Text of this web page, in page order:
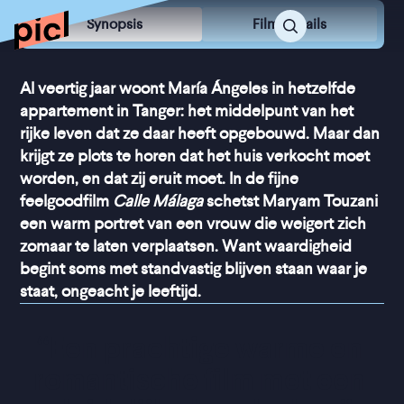
Synopsis Film Details
Al veertig jaar woont María Ángeles in hetzelfde
appartement in Tanger: het middelpunt van het
rijke leven dat ze daar heeft opgebouwd. Maar dan
krijgt ze plots te horen dat het huis verkocht moet
worden, en dat zij eruit moet. In de fijne
feelgoodfilm Calle Málagaschetst Maryam Touzani
een warm portret van een vrouw die weigert zich
zomaar te laten verplaatsen. Want waardigheid
begint soms met standvastig blijven staan waar je
staat, ongeacht je leeftijd.